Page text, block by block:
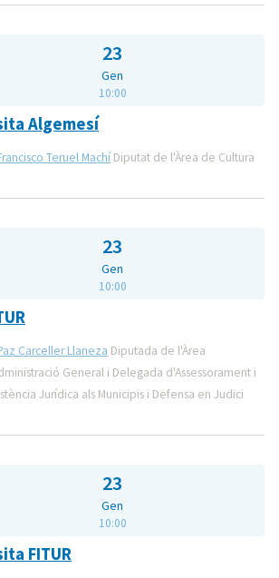
23
Gen
10:00
Algemesí
Teruel Machí Diputat de l'Àrea de Cultura
23
Gen
10:00
Carceller Llaneza Diputada de l'Àrea
General i Delegada d'Assessorament i
Jurídica als Municipis i Defensa en Judici
23
Gen
10:00
FITUR